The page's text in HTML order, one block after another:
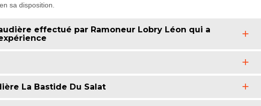
sa disposition.
effectué par Ramoneur Lobry Léon qui a
La Bastide Du Salat